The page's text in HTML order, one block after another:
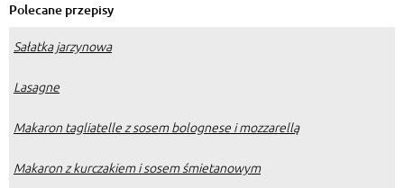
Polecane przepisy
Sałatka jarzynowa
Lasagne
Makaron tagliatelle z sosem bolognese i mozzarellą
Makaron z kurczakiem i sosem śmietanowym